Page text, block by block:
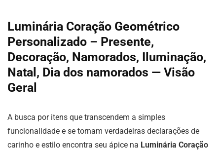
Luminária Coração Geométrico
Personalizado – Presente,
Decoração, Namorados, Iluminação,
Natal, Dia dos namorados — Visão
Geral
A busca por itens que transcendem a simples
funcionalidade e se tornam verdadeiras declarações de
carinho e estilo encontra seu ápice na Luminária Coração